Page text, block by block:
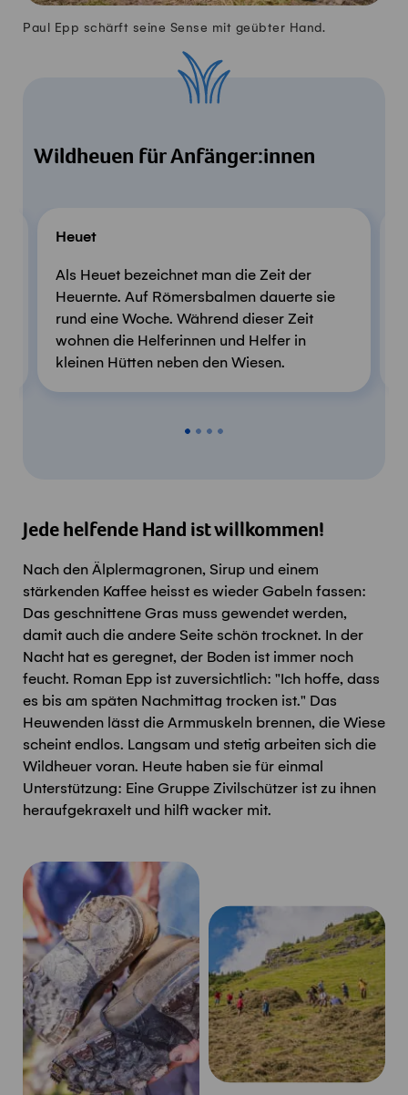
Paul Epp schärft seine Sense mit geübter Hand.
Wildheuen für Anfänger:innen
Heuet
Als Heuet bezeichnet man die Zeit der
Heuernte. Auf Römersbalmen dauerte sie
rund eine Woche. Während dieser Zeit
wohnen die Helferinnen und Helfer in
kleinen Hütten neben den Wiesen.
Jede helfende Hand ist willkommen!
Nach den Älplermagronen, Sirup und einem
stärkenden Kaffee heisst es wieder Gabeln fassen:
Das geschnittene Gras muss gewendet werden,
damit auch die andere Seite schön trocknet. In der
Nacht hat es geregnet, der Boden ist immer noch
feucht. Roman Epp ist zuversichtlich: "Ich hoffe, dass
es bis am späten Nachmittag trocken ist." Das
Heuwenden lässt die Armmuskeln brennen, die Wiese
scheint endlos. Langsam und stetig arbeiten sich die
Wildheuer voran. Heute haben sie für einmal
Unterstützung: Eine Gruppe Zivilschützer ist zu ihnen
heraufgekraxelt und hilft wacker mit.